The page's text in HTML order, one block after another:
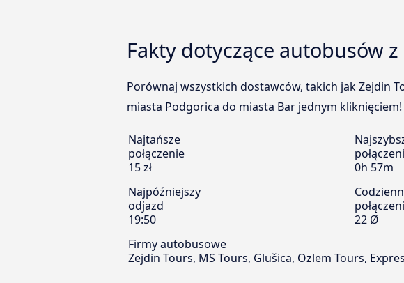
Fakty dotyczące autobusów
Porównaj wszystkich dostawców, takich jak Zejdin
miasta Podgorica do miasta Bar jednym
Najtańsze
połączenie
15 zł
0h 57m
Najpóźniejszy
odjazd
19:50
22 Ø
Firmy autobusowe
Zejdin Tours, MS Tours, Glušica, Ozlem Tours,